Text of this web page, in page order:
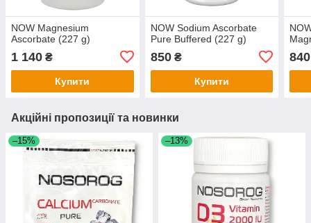
NOW Magnesium
Ascorbate (227 g)
1 140 ₴
Купити
NOW Sodium Ascorbate
Pure Buffered (227 g)
850₴
Купити
840
Акційні пропозиції та новинки
–15% –13%